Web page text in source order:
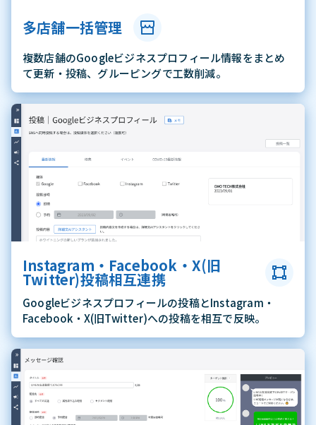
多店舗一括管理
複数店舗のGoogleビジネスプロフィール情報をまとめ
て更新・投稿、グルーピングで工数削減。
Instagram・Facebook・X(旧
Twitter)投稿相互連携
Googleビジネスプロフィールの投稿とInstagram・
Facebook・X(旧Twitter)への投稿を相互で反映。